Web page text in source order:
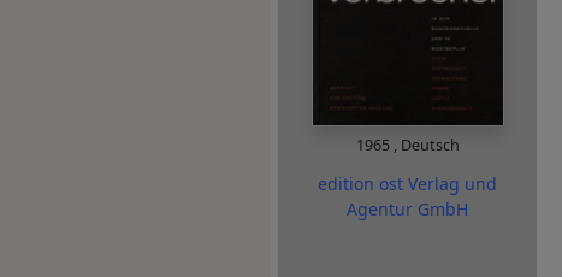
1965 , Deutsch
edition ost Verlag und
Agentur GmbH